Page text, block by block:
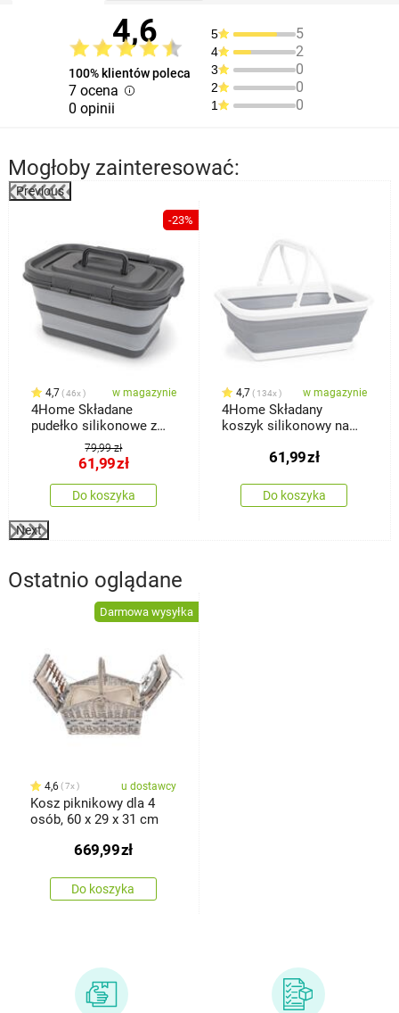
4,6
100% klientów poleca
7 ocena
0 opinii
5 5
4 2
3 0
2 0
1 0
Mogłoby zainteresować:
Previous
-23%
4,7 46x w magazynie
4Home Składane
pudełko silikonowe z
pokrywką do
przechowywania
79,99 zł
61,99zł
Do koszyka
4,7 134x w magazynie
4Home Składany
koszyk silikonowy na
61,99zł
Do koszyka
Next
Ostatnio oglądane
Darmowa wysyłka
4,6 7x u dostawcy
Kosz piknikowy dla 4
osób, 60 x 29 x 31 cm
669,99zł
Do koszyka